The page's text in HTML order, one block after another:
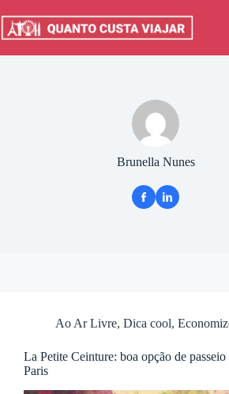
para
Brunella Nunes
Ao Ar Livre, Dica cool,
La Petite Ceinture: boa opção de
Paris